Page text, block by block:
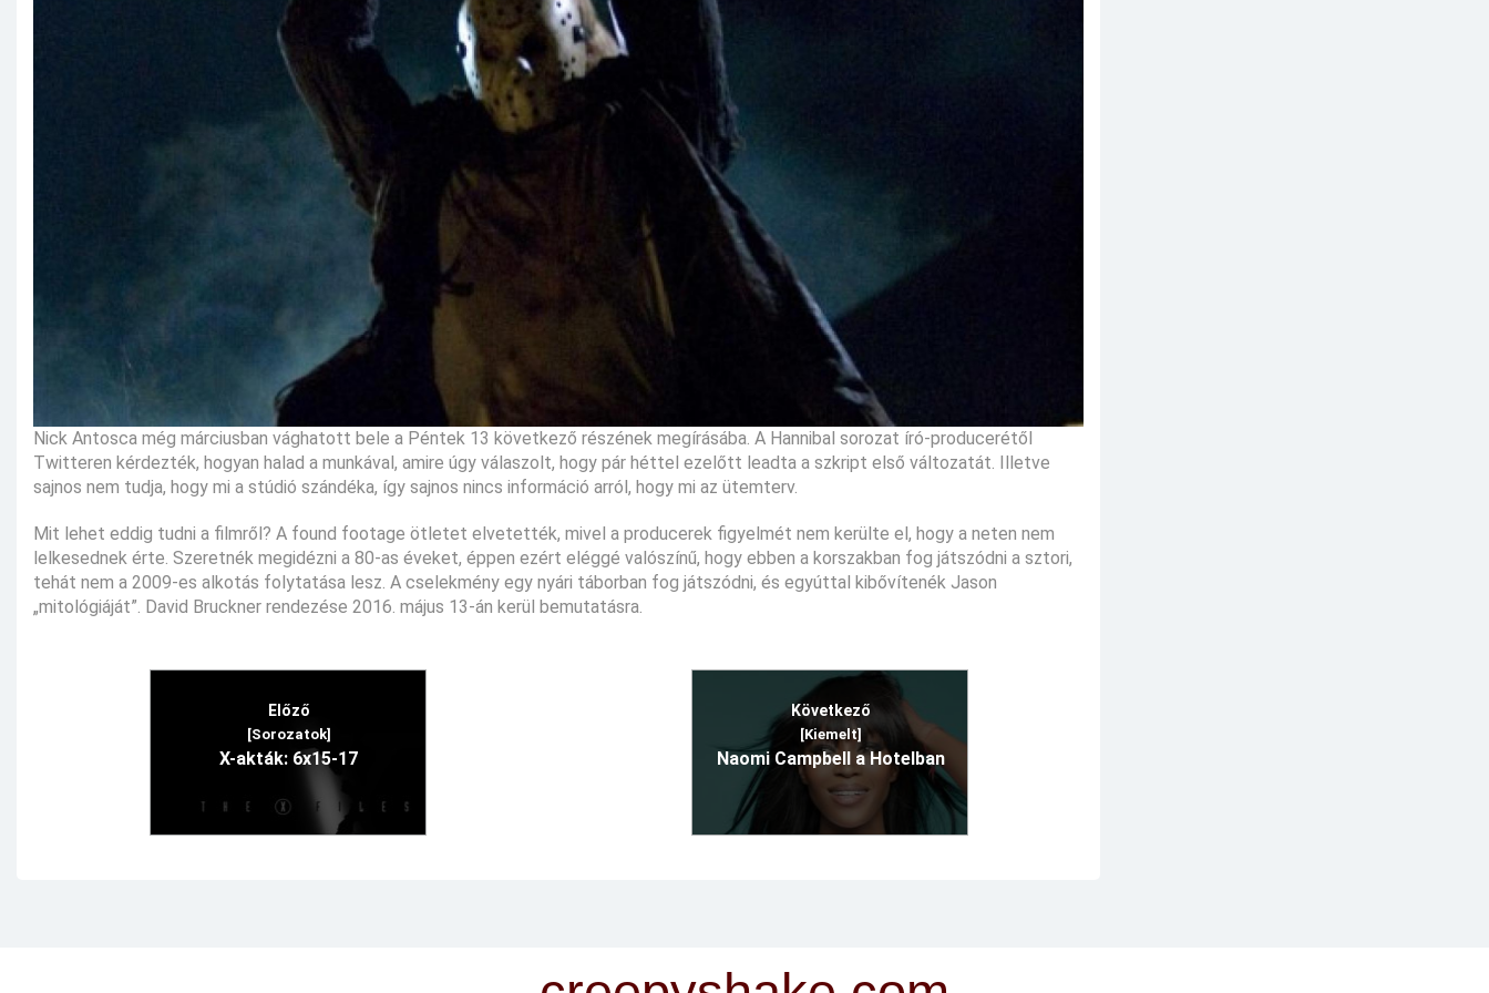
Nick Antosca még márciusban vághatott bele a Péntek 13 következő részének megírásába. A Hannibal sorozat író-producerétől
Twitteren kérdezték, hogyan halad a munkával, amire úgy válaszolt, hogy pár héttel ezelőtt leadta a szkript első változatát. Illetve
sajnos nem tudja, hogy mi a stúdió szándéka, így sajnos nincs információ arról, hogy mi az ütemterv.
Mit lehet eddig tudni a filmről? A found footage ötletet elvetették, mivel a producerek figyelmét nem kerülte el, hogy a neten nem
lelkesednek érte. Szeretnék megidézni a 80-as éveket, éppen ezért eléggé valószínű, hogy ebben a korszakban fog játszódni a sztori,
tehát nem a 2009-es alkotás folytatása lesz. A cselekmény egy nyári táborban fog játszódni, és egyúttal kibővítenék Jason
„mitológiáját”. David Bruckner rendezése 2016. május 13-án kerül bemutatásra.
Előző
[Sorozatok]
X-akták: 6x15-17
Következő
[Kiemelt]
Naomi Campbell a Hotelban